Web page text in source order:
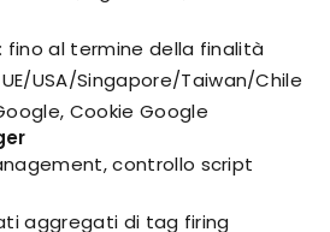
fino al termine della finalità
USA/Singapore/Taiwan/Chile
Cookie Google
controllo script
aggregati di tag firing